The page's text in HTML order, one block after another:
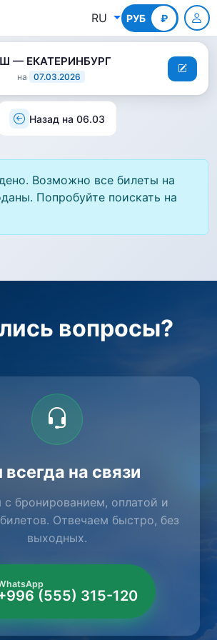
RU РУБ ₽
КГС
— ЕКАТЕРИНБУРГ
на 07.03.2026
Назад на 06.03
Возможно все билеты на
Попробуйте поискать на
вопросы?
на связи
бронированием, оплатой и
Отвечаем быстро, без
выходных.
(555) 315-120